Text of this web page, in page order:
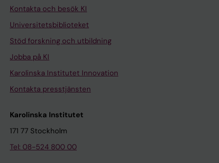
Kontakta och besök KI
Universitetsbiblioteket
Stöd forskning och utbildning
Jobba på KI
Karolinska Institutet Innovation
Kontakta presstjänsten
Karolinska Institutet
171 77 Stockholm
Tel: 08-524 800 00